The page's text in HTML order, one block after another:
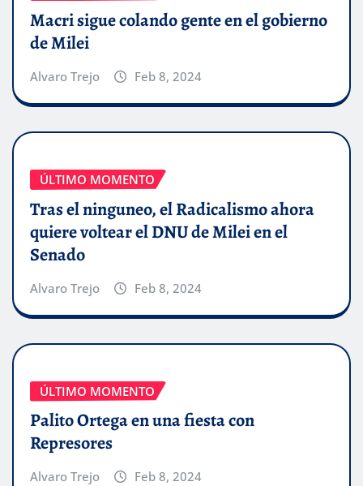
Macri sigue colando gente en el gobierno
de Milei
Alvaro Trejo Feb 8, 2024
ÚLTIMO MOMENTO
Tras el ninguneo, el Radicalismo ahora
quiere voltear el DNU de Milei en el
Senado
Alvaro Trejo Feb 8, 2024
ÚLTIMO MOMENTO
Palito Ortega en una fiesta con
Represores
Alvaro Trejo Feb 8, 2024